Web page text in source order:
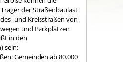
der Straßenbaulast
und Kreisstraßen von
und Parkplätzen
in den
sein:
Gemeinden ab 80.000